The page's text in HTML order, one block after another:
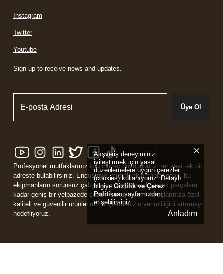
Alışveriş deneyiminizi
iyileştirmek için yasal
düzenlemelere uygun çerezler
(cookies) kullanıyoruz. Detaylı
bilgiyeGizlilik ve Çerez
Politikası sayfamızdan
erişebilirsiniz.
Anladım
Instagram
Twitter
Youtube
Sign up to receive news and updates.
Üye Ol
Profesyonel mutfaklarınız için ihtiyaç duyduğunuz her şeyi tek bir
adreste bulabilirsiniz. Endüstriyel mutfak ekipmanlarından, bu
ekipmanların sorunsuz çalışmasını sağlayacak yedek parçalara
kadar geniş bir yelpazede çözüm sunuyoruz. İhtiyaçlarınıza özel,
kaliteli ve güvenilir ürünlerimizle işletmenizin verimliliğini artırmayı
hedefliyoruz.